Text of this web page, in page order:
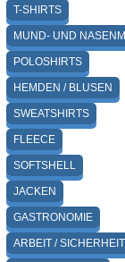
T-SHIRTS
MUND- UND
POLOSHIRTS
HEMDEN / BLUSEN
SWEATSHIRTS
FLEECE
SOFTSHELL
JACKEN
GASTRONOMIE
ARBEIT / SICHERHEIT